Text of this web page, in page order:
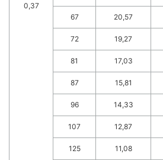
0,37
67 20,57
72 19,27
81 17,03
87 15,81
96 14,33
107 12,87
125 11,08